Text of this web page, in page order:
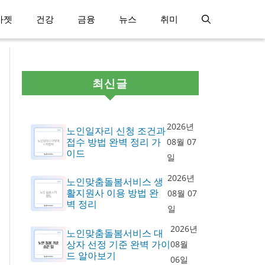
젯 건강 금융 뉴스 취미
최신글
노인일자리 신청 조건과
접수 방법 완벽 정리 가
이드
2026년
08월 07
일
노인맞춤돌봄서비스 생
활지원사 이용 방법 완
벽 정리
2026년
08월 07
일
노인맞춤돌봄서비스 대
상자 선정 기준 완벽 가이
드 알아보기
2026년
08월
06일